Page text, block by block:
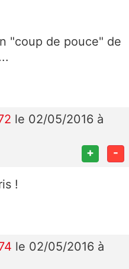
"coup de pouce" de
le 02/05/2016 à
+ -
!
le 02/05/2016 à